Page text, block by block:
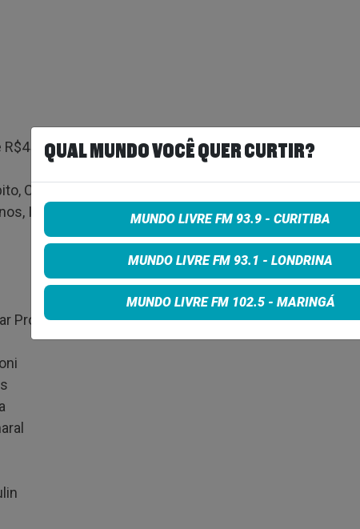
+ taxas (meia entrada)
Cartão Crédito ou PIX
Idoso, Professor, Doador de Sangue, PcD, Portador de
Produções
QUAL MUNDO VOCÊ QUER CURTIR?
MUNDO LIVRE FM 93.9 - CURITIBA
MUNDO LIVRE FM 93.1 - LONDRINA
MUNDO LIVRE FM 102.5 - MARINGÁ